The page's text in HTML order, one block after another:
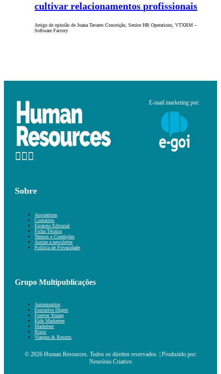
cultivar relacionamentos profissionais
Artigo de opinião de Joana Tavares Conceição, Senior HR Operations, VTXRM –
Software Factory
E-mail marketing por:
Sobre
Assinaturas
Contactos
Estatuto Editorial
Ficha Técnica
Termos e Condições
Assine a newsletter
Política de Privacidade
Grupo Multipublicações
Automonitor
Executive Digest
Forever Young
Kids Marketeer
Marketeer
Risco
Viagens & Resorts
© 2026 Human Resources. Todos os direitos reservados. | Produzido por:
Neurónio Criativo